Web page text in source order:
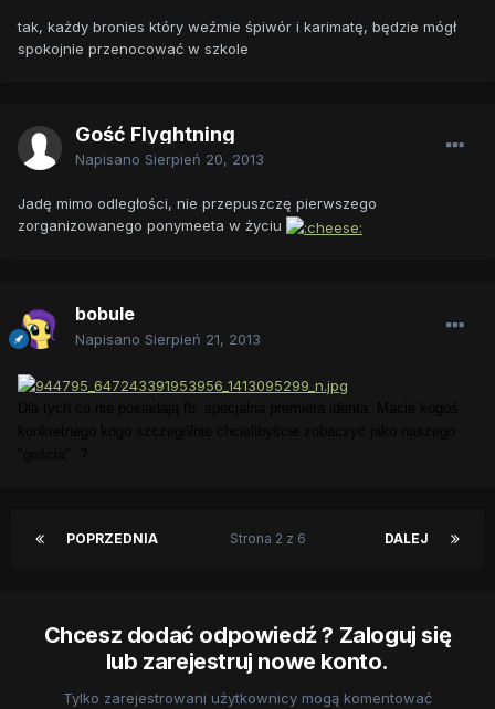
tak, każdy bronies który weźmie śpiwór i karimatę, będzie mógł
spokojnie przenocować w szkole
Gość Flyghtning
Napisano Sierpień 20, 2013
Jadę mimo odległości, nie przepuszczę pierwszego
zorganizowanego ponymeeta w życiu
bobule
Napisano Sierpień 21, 2013
POPRZEDNIA DALEJ
Strona 2 z 6
Chcesz dodać odpowiedź ? Zaloguj się
lub zarejestruj nowe konto.
Tylko zarejestrowani użytkownicy mogą komentować